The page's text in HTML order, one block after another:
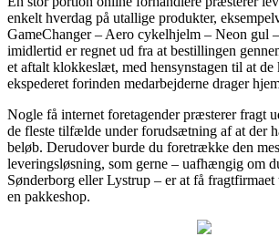
enkelt hverdag på utallige produkter,
GameChanger – Aero cykelhjelm – Neon gul
imidlertid er regnet ud fra at bestillingen
et aftalt klokkeslæt, med hensynstagen til at de
ekspederet forinden medarbejderne drager
Nogle få internet foretagender præsterer fragt
de fleste tilfælde under forudsætning af at der
beløb. Derudover burde du foretrække den
leveringsløsning, som gerne – uafhængig om
Sønderborg eller Lystrup – er at få
en pakkeshop.